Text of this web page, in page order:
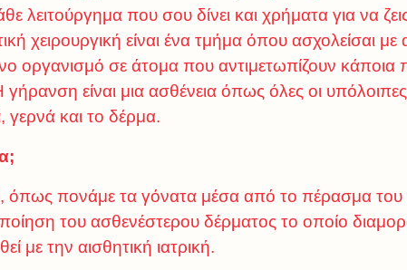
λειτούργημα που σου δίνει και χρήματα για να
χειρουργική είναι ένα τμήμα όπου ασχολείσαι με
οργανισμό σε άτομα που αντιμετωπίζουν
είναι μια ασθένεια όπως όλες οι υπόλοιπες
και το δέρμα.
πονάμε τα γόνατα μέσα από το πέρασμα του
του ασθενέστερου δέρματος το οποίο
με την αισθητική ιατρική.